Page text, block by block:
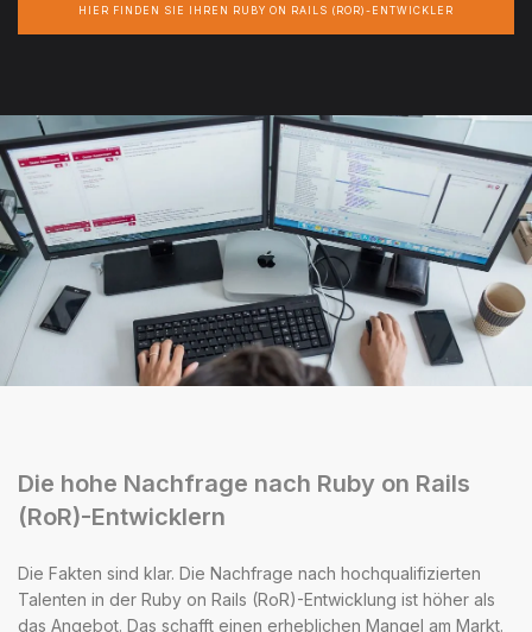
HIER FINDEN SIE IHREN RUBY ON RAILS (ROR)-ENTWICKLER
Die hohe Nachfrage nach Ruby on Rails
(RoR)-Entwicklern
Die Fakten sind klar. Die Nachfrage nach hochqualifizierten
Talenten in der Ruby on Rails (RoR)-Entwicklung ist höher als
das Angebot. Das schafft einen erheblichen Mangel am Markt.